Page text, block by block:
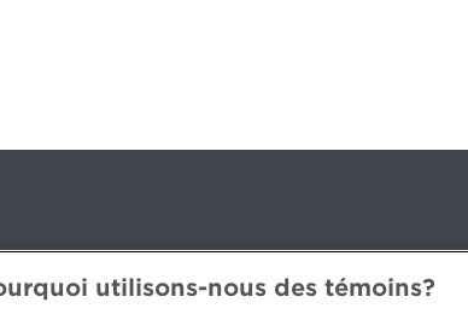
800, Montréal (Québec) H3B 2G2
utilisons-nous des témoins?